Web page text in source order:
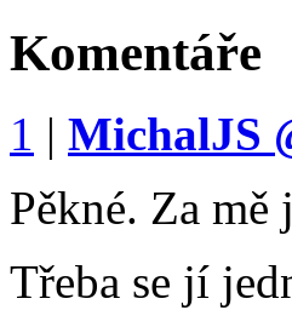
Komentáře
1 | MichalJS
Pěkné. Za
Třeba se jí